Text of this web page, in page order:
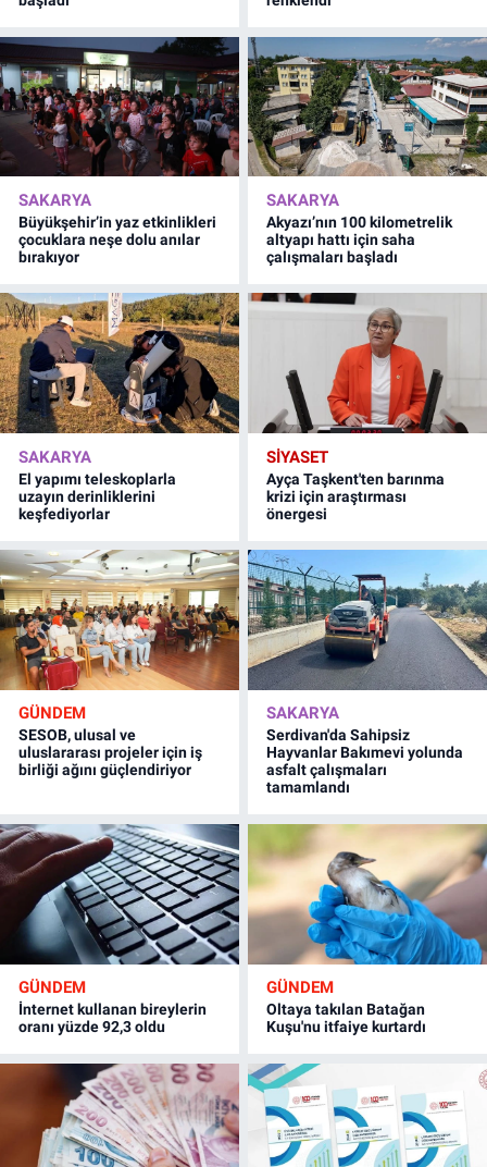
SAKARYA
Büyükşehir’in yaz etkinlikleri
çocuklara neşe dolu anılar
bırakıyor
SAKARYA
Akyazı’nın 100 kilometrelik
altyapı hattı için saha
çalışmaları başladı
SAKARYA
El yapımı teleskoplarla
uzayın derinliklerini
keşfediyorlar
SİYASET
Ayça Taşkent'ten barınma
krizi için araştırması
önergesi
GÜNDEM
SESOB, ulusal ve
uluslararası projeler için iş
birliği ağını güçlendiriyor
SAKARYA
Serdivan'da Sahipsiz
Hayvanlar Bakımevi yolunda
asfalt çalışmaları
tamamlandı
GÜNDEM
İnternet kullanan bireylerin
oranı yüzde 92,3 oldu
GÜNDEM
Oltaya takılan Batağan
Kuşu'nu itfaiye kurtardı